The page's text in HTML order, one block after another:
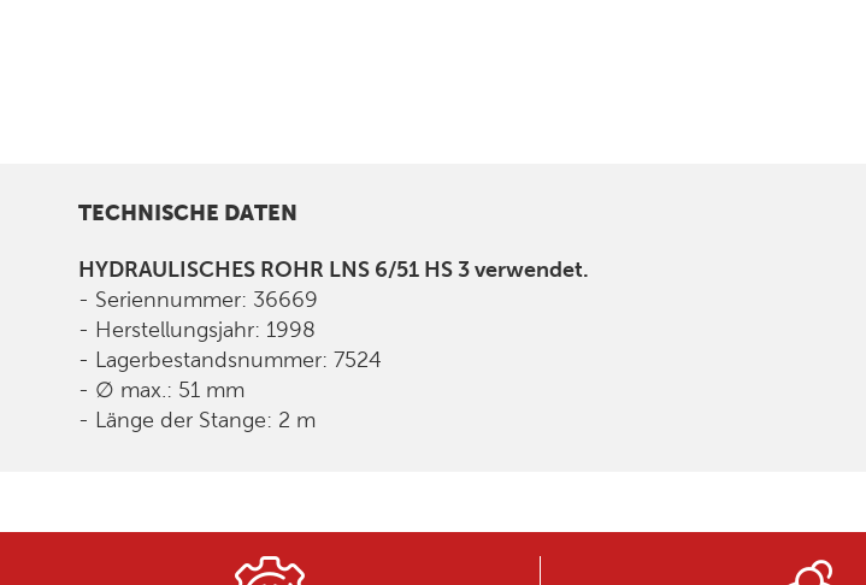
TECHNISCHE DATEN
HYDRAULISCHES ROHR LNS 6/51 HS 3 verwendet.
- Seriennummer: 36669
- Herstellungsjahr: 1998
- Lagerbestandsnummer: 7524
- ∅ max.: 51 mm
- Länge der Stange: 2 m